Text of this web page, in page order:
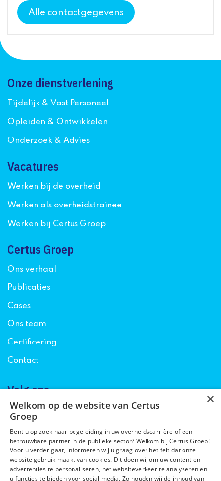
Alle contactgegevens
Onze dienstverlening
Tijdelijk & Vast Personeel
Opleiden & Ontwikkelen
Onderzoek & Advies
Vacatures
Werken bij de overheid
Werken als overheidstrainee
Werken bij Certus Groep
Certus Groep
Ons verhaal
Publicaties
Cases
Ons team
Certificering
Contact
Volg ons
Algemene voorwaarden
Privacyverklaring
×
Welkom op de website van Certus
Groep
Bent u op zoek naar begeleiding in uw overheidscarrière of een
betrouwbare partner in de publieke sector? Welkom bij Certus Groep!
Voor u verder gaat, informeren wij u graag over het feit dat onze
website gebruik maakt van cookies. Dit doen wij om uw content en
advertenties te personaliseren, het websiteverkeer te analyseren en
u functies te bieden voor social media. Zo houden wij de inhoud van